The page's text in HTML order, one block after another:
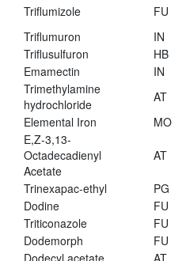
Triflumizole
FU
Triflumuron
IN
Triflusulfuron
HB
Emamectin
IN
Trimethylamine
hydrochloride
AT
Elemental Iron
MO
E,Z-3,13-
Octadecadienyl
Acetate
AT
Trinexapac-ethyl PG
Dodine
FU
Triticonazole
FU
Dodemorph
FU